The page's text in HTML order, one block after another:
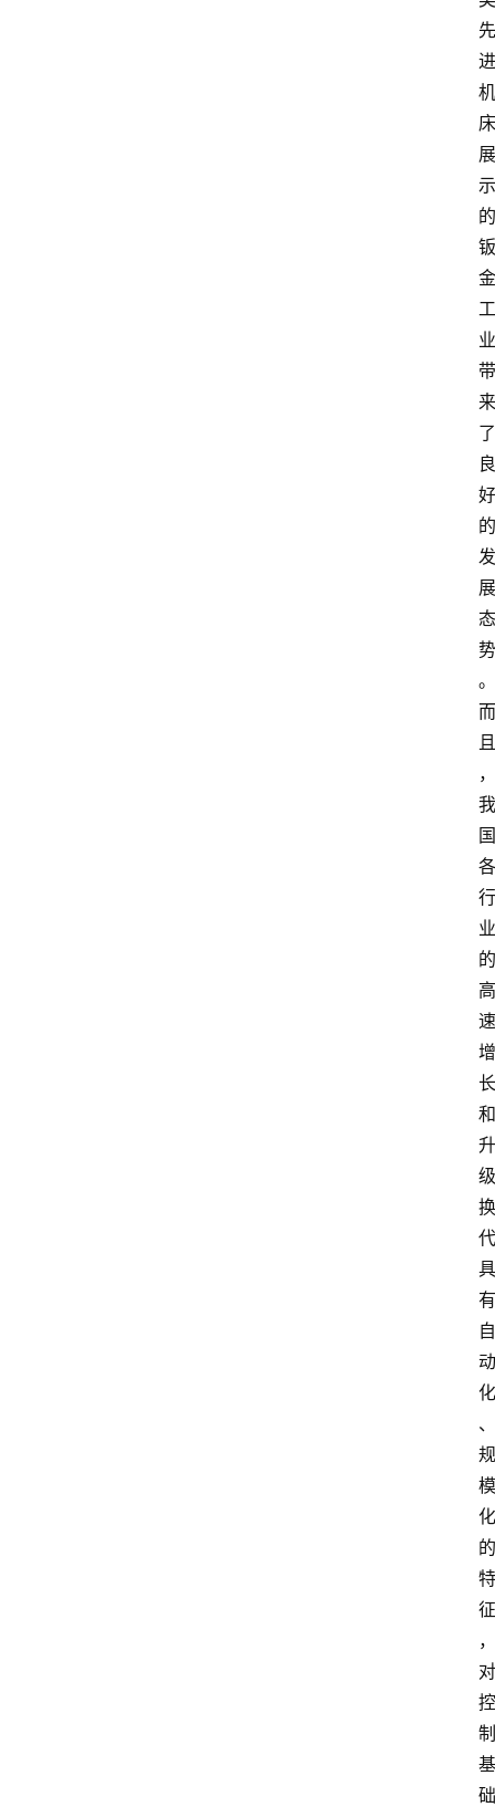
先
进
机
床
展
示
的
钣
金
工
业
带
来
了
良
好
的
发
展
态
势
。
而
且
，
我
国
各
行
业
的
高
速
增
长
和
升
级
换
代
具
有
自
动
化
、
规
模
化
的
特
征
，
对
控
制
基
础